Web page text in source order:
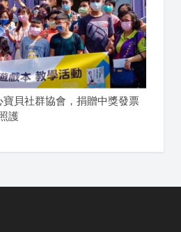
貝社群協會，捐贈中獎發票
護